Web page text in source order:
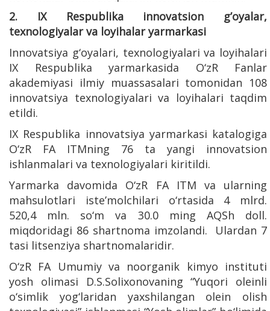
2. IX Respublika innovatsion g’oyalar,
texnologiyalar va loyihalar yarmarkasi
Innovatsiya g‘oyalari, texnologiyalari va loyihalari
IX Respublika yarmarkasida O‘zR Fanlar
akademiyasi ilmiy muassasalari tomonidan 108
innovatsiya texnologiyalari va loyihalari taqdim
etildi.
IX Respublika innovatsiya yarmarkasi katalogiga
O‘zR FA ITMning 76 ta yangi innovatsion
ishlanmalari va texnologiyalari kiritildi.
Yarmarka davomida O‘zR FA ITM va ularning
mahsulotlari iste’molchilari o‘rtasida 4 mlrd.
520,4 mln. so‘m va 30.0 ming AQSh doll.
miqdoridagi 86 shartnoma imzolandi. Ulardan 7
tasi litsenziya shartnomalaridir.
O‘zR FA Umumiy va noorganik kimyo instituti
yosh olimasi D.S.Solixonovaning “Yuqori oleinli
o‘simlik yog‘laridan yaxshilangan olein olish